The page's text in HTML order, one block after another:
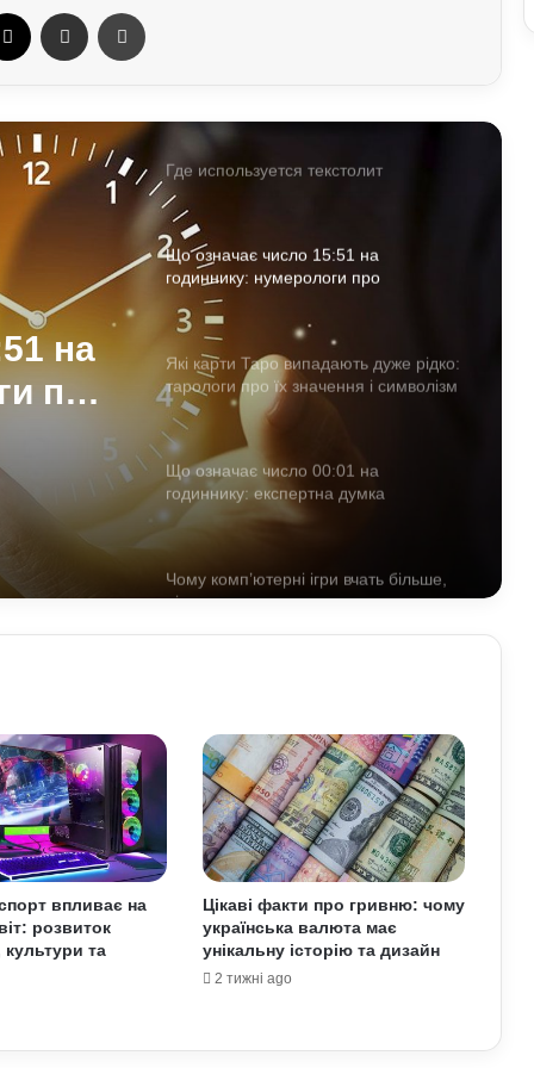
Отправить e-mail
на
про
Где используется текстолит
Що означає число 15:51 на
годиннику: нумерологи про
«магічність» і символізм
Які карти Таро випадають дуже рідко:
тарологи про їх значення і символізм
Що означає число 00:01 на
годиннику: експертна думка
Чому комп’ютерні ігри вчать більше,
ніж здається: розвиток мислення та
Як винайшли перший комп’ютер:
історія технології та її вплив на світ
Які криптовалюти стали поганим
прикладом: історії провалів та втрат
інвесторів
психологів
впливає на
розвиток
культури та
Цікаві факти про гривню: чому
українська валюта має
унікальну історію та дизайн
2 тижні ago